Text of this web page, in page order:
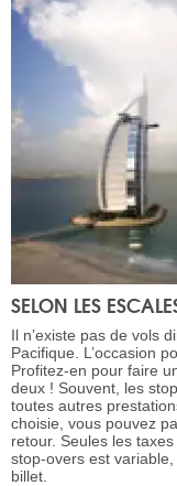
SELON LES
Il n’existe pas de vols
Pacifique. L’occasion
Profitez-en pour faire
deux ! Souvent, les
toutes autres
choisie, vous pouvez
retour. Seules les
stop-overs est
billet.